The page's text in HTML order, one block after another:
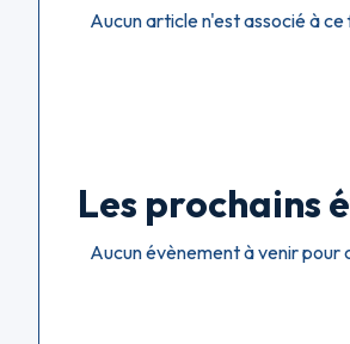
Aucun article n'est associé à ce
Les prochains
Aucun évènement à venir pour